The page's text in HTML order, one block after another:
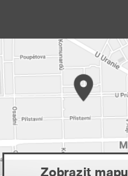
Zobrazit mapu